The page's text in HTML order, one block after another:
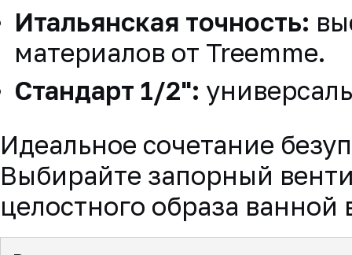
Итальянская точность:
материалов от Treemme.
Стандарт 1/2":
Идеальное сочетание
Выбирайте запорный
целостного образа ванной